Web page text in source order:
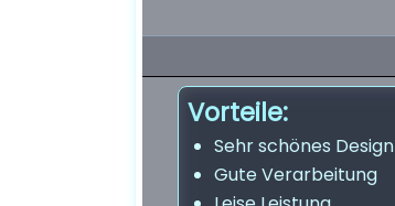
Vorteile:
Sehr schönes Design
Gute Verarbeitung